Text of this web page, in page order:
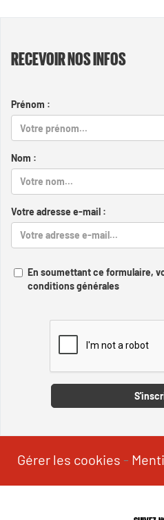
RECEVOIR NOS INFOS
Prénom :
Nom :
Votre adresse e-mail :
En soumettant ce formulaire,
conditions générales
Gérer les cookies -